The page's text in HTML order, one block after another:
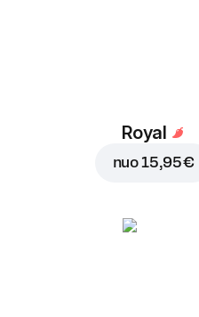
Royal
nuo15,95 €